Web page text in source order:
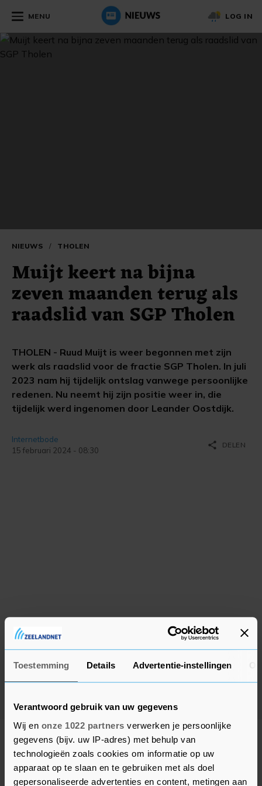
Toestemming Details Advertentie-instellingen
Verantwoord gebruik van uw gegevens
Wij en onze 1022 partners verwerken je persoonlijke
gegevens (bijv. uw IP-adres) met behulp van
technologieën zoals cookies om informatie op uw
apparaat op te slaan en te gebruiken met als doel
gepersonaliseerde advertenties en content, metingen aan
MENU LOG IN
NIEUWS / THOLEN
Muijt keert na bijna
zeven maanden terug als
raadslid van SGP Tholen
THOLEN - Ruud Muijt is weer begonnen met zijn
werk als raadslid voor de fractie SGP Tholen. In juli
2023 nam hij tijdelijk ontslag vanwege persoonlijke
redenen. Nu neemt hij zijn positie weer in, die
tijdelijk werd ingenomen door Leander Oostdijk.
Internetbode
15 februari 2024 - 08:30
share DELEN
Meer uit Tholen
Tholen mag weer honderden jonge